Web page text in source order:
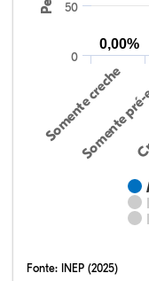
Somente creche
Somente
0
50
0,00%
Fonte: INEP (2025)